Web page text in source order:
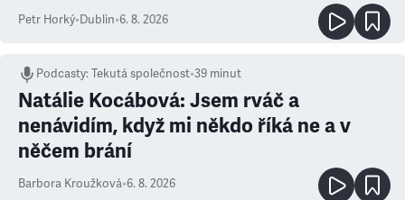
Petr Horký•Dublin•6. 8. 2026
Podcasty:Tekutá společnost•39 minut
Natálie Kocábová: Jsem rváč a
nenávidím, když mi někdo říká ne a v
něčem brání
Barbora Kroužková•6. 8. 2026